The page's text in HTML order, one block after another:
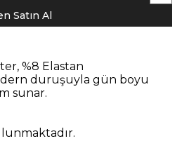
Satın Al
%8 Elastan
duruşuyla gün boyu
sunar.